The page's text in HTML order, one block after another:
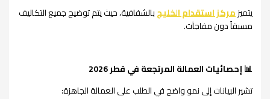
يتميزمركز استقدام الخليجبالشفافية، حيث يتم توضيح جميع التكاليف
مسبقاً دون مفاجآت.
📊 إحصائيات العمالة المرتجعة في قطر 2026
تشير البيانات إلى نمو واضح في الطلب على العمالة الجاهزة: